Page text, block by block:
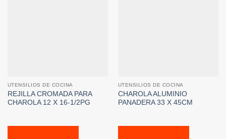
UTENSILIOS DE COCINA
REJILLA CROMADA PARA
CHAROLA 12 X 16-1/2PG
UTENSILIOS DE COCINA
CHAROLA ALUMINIO
PANADERA 33 X 45CM